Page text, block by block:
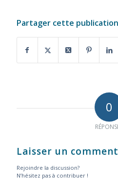
Partager cette publication
0
Laisser un
Rejoindre la discussion?
N’hésitez pas à contribuer !